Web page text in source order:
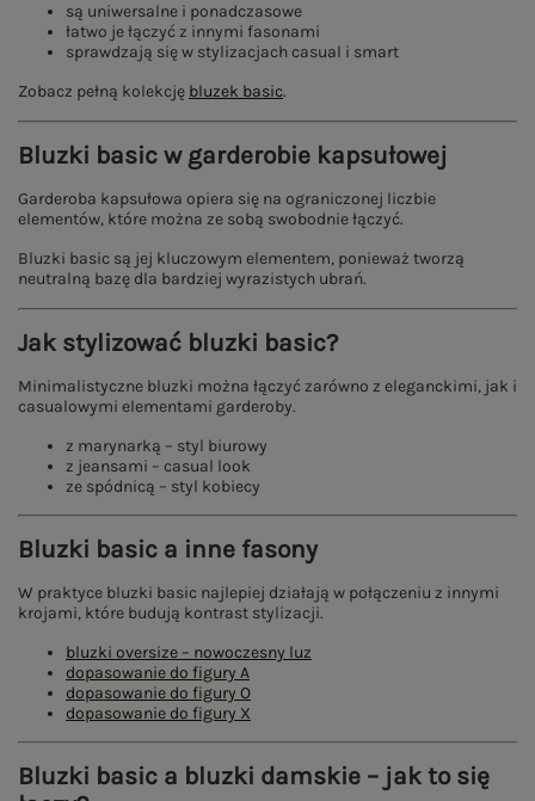
są uniwersalne i ponadczasowe
łatwo je łączyć z innymi fasonami
sprawdzają się w stylizacjach casual i smart
Zobacz pełną kolekcję bluzek basic.
Bluzki basic w garderobie kapsułowej
Garderoba kapsułowa opiera się na ograniczonej liczbie
elementów, które można ze sobą swobodnie łączyć.
Bluzki basic są jej kluczowym elementem, ponieważ tworzą
neutralną bazę dla bardziej wyrazistych ubrań.
Jak stylizować bluzki basic?
Minimalistyczne bluzki można łączyć zarówno z eleganckimi, jak i
casualowymi elementami garderoby.
z marynarką – styl biurowy
z jeansami – casual look
ze spódnicą – styl kobiecy
Bluzki basic a inne fasony
W praktyce bluzki basic najlepiej działają w połączeniu z innymi
krojami, które budują kontrast stylizacji.
bluzki oversize – nowoczesny luz
dopasowanie do figury A
dopasowanie do figury O
dopasowanie do figury X
Bluzki basic a bluzki damskie – jak to się